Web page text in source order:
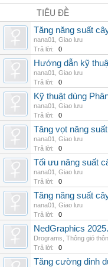
TIÊU ĐỀ
Tăng năng suất
nana01
Giao lưu
Trả lời:
0
Hướng dẫn kỹ
nana01
Giao lưu
Trả lời:
0
Kỹ thuật dùng
nana01
Giao lưu
Trả lời:
0
Tăng vọt năng
nana01
Giao lưu
Trả lời:
0
Tối ưu năng suất
nana01
Giao lưu
Trả lời:
0
Tăng năng suất
nana01
Giao lưu
Trả lời:
0
NedGraphics
Drograms Thông gió
Trả lời:
0
Tăng cường dinh